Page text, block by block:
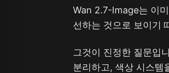
Wan 2.7-Image는 이
선하는 것으로 보이기
그것이 진정한 질문입
분리하고, 색상 시스템